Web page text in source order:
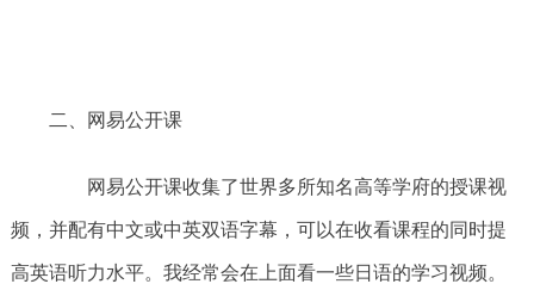
二、网易公开课
网易公开课收集了世界多所知名高等学府的授课视
频，并配有中文或中英双语字幕，可以在收看课程的同时提
高英语听力水平。我经常会在上面看一些日语的学习视频。